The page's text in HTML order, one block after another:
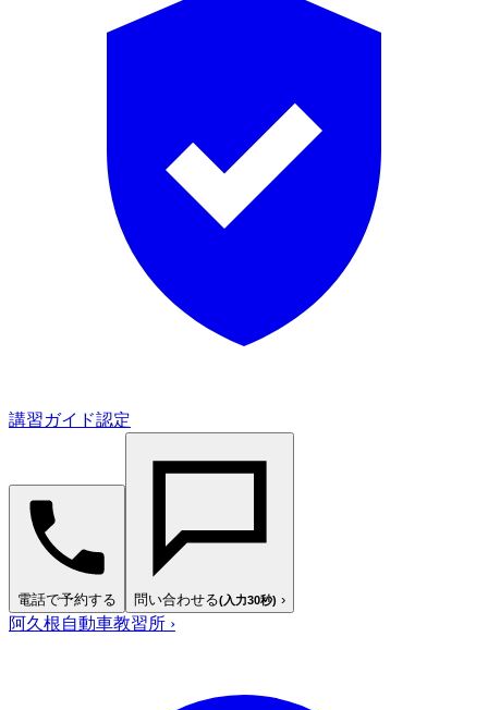
講習ガイド認定
電話で予約する 問い合わせる(入力30秒) ›
阿久根自動車教習所 ›